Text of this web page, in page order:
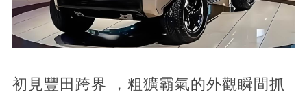
初見豐田跨界 ，粗獷霸氣的外觀瞬間抓